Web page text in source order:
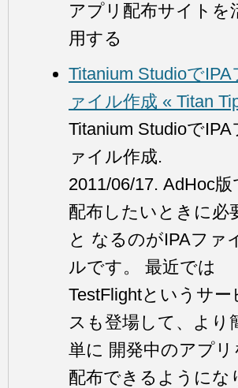
アプリ配布サイトを
用する
Titanium StudioでIPA
ァイル作成 « Titan
Titanium StudioでIPA
ァイル作成.
2011/06/17. AdHoc版
配布したいときに必
と なるのがIPAファ
ルです。 最近では
TestFlightというサー
スも登場して、より
単に 開発中のアプリ
配布できるようにな